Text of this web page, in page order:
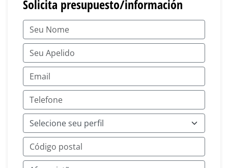
Solicita presupuesto/información